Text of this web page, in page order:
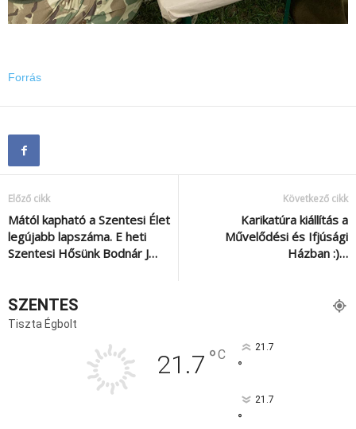
Forrás
Előző cikk
Mától kapható a Szentesi Élet
legújabb lapszáma. E heti
Szentesi Hősünk Bodnár J…
Következő cikk
Karikatúra kiállítás a
Művelődési és Ifjúsági
Házban :)…
SZENTES
Tiszta Égbolt
21.7 °C 21.7
°
21.7
°